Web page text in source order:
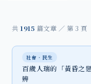
共 1915 篇文章 ／ 第 3 頁
社會‧民生
百歲人瑞的「黃昏之
辨